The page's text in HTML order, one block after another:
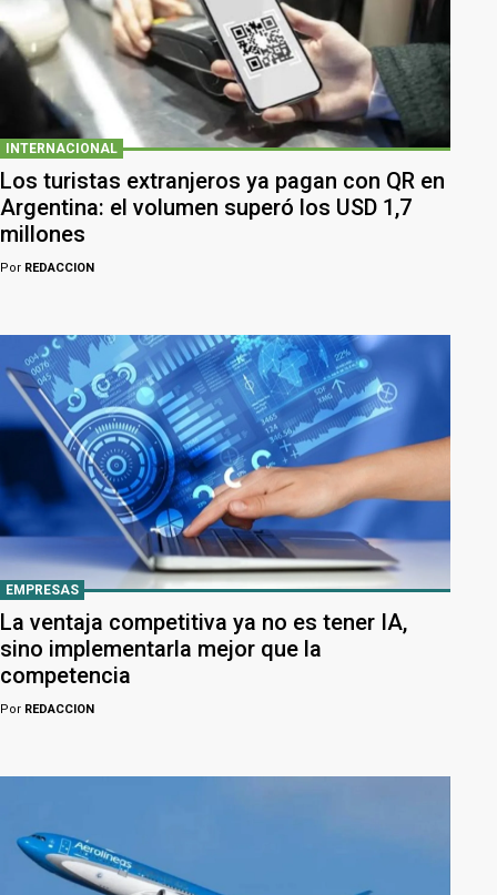
INTERNACIONAL
Los turistas extranjeros ya pagan con QR en
Argentina: el volumen superó los USD 1,7
millones
Por REDACCION
EMPRESAS
La ventaja competitiva ya no es tener IA,
sino implementarla mejor que la
competencia
Por REDACCION